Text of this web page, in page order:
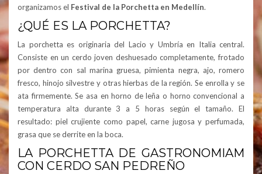
organizamos el Festival de la Porchetta en Medellín.
¿QUÉ ES LA PORCHETTA?
La porchetta es originaria del Lacio y Umbría en Italia central.
Consiste en un cerdo joven deshuesado completamente, frotado
por dentro con sal marina gruesa, pimienta negra, ajo, romero
fresco, hinojo silvestre y otras hierbas de la región. Se enrolla y se
ata firmemente. Se asa en horno de leña o horno convencional a
temperatura alta durante 3 a 5 horas según el tamaño. El
resultado: piel crujiente como papel, carne jugosa y perfumada,
grasa que se derrite en la boca.
LA PORCHETTA DE GASTRONOMIAM
CON CERDO SAN PEDREÑO